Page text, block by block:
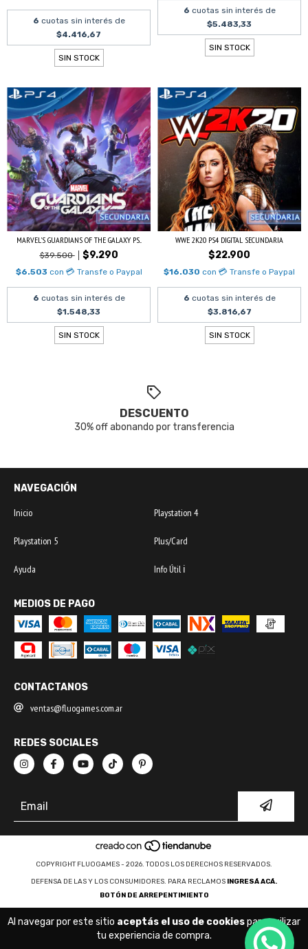
Al navegar por este sitio aceptás el uso de cookiespara agilizar
tu experiencia de compra.
6 cuotas sin interés de
$4.416,67
SIN STOCK
6 cuotas sin interés de
$5.483,33
SIN STOCK
MARVEL'S GUARDIANS OF THE GALAXY PS...
$39.500 $9.290
$6.503 con 💳 Transfe o Paypal
6 cuotas sin interés de
$1.548,33
SIN STOCK
WWE 2K20 PS4 DIGITAL SECUNDARIA
$22.900
$16.030 con 💳 Transfe o Paypal
6 cuotas sin interés de
$3.816,67
SIN STOCK
DESCUENTO
30% off abonando por transferencia
NAVEGACIÓN
Inicio Playstation 4
Playstation 5 Plus/Card
Ayuda Info Útil ℹ️
MEDIOS DE PAGO
CONTACTANOS
ventas@fluogames.com.ar
REDES SOCIALES
COPYRIGHT FLUOGAMES - 2026. TODOS LOS DERECHOS RESERVADOS.
DEFENSA DE LAS Y LOS CONSUMIDORES. PARA RECLAMOS INGRESÁ ACÁ.
BOTÓN DE ARREPENTIMIENTO